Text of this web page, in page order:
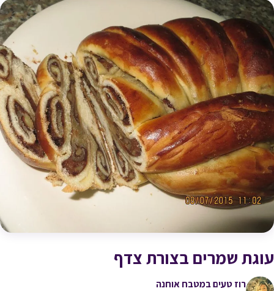
עוגת שמרים בצורת צדף
רוז טעים במטבח אוחנה